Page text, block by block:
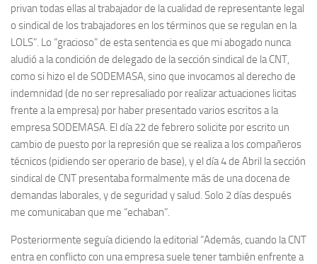
privan todas ellas al trabaja­dor de la cualidad de representante legal
o sindical de los trabaja­dores en los términos que se regulan en la
LOLS”. Lo “gracioso” de esta sentencia es que mi abogado nunca
aludió a la condición de delegado de la sección sindical de la CNT,
como si hizo el de SODEMASA, sino que invoca­mos al derecho de
indemnidad (de no ser represaliado por rea­lizar actua­ciones licitas
frente a la empresa) por haber presentado varios escritos a la
empresa SODEMASA. El día 22 de febrero solicite por escrito un
cambio de puesto por la represión que se rea­liza a los compañe­ros
técni­cos (pidiendo ser opera­rio de base), y el día 4 de Abril la sección
sindical de CNT presentaba formal­mente más de una docena de
demandas laborales, y de seguridad y salud. Solo 2 días después
me comunica­ban que me “echaban”.
Pos­te­rior­mente seguía diciendo la editorial “Además, cuando la CNT
entra en conflicto con una empresa suele tener también enfrente a